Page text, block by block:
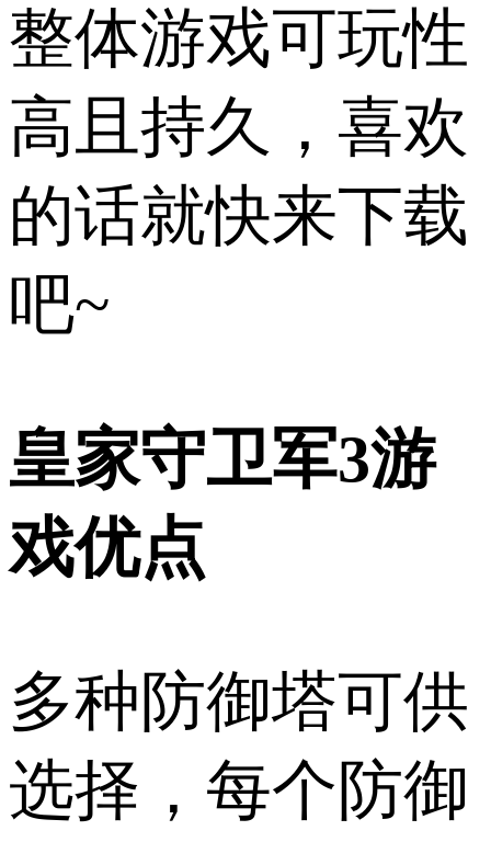
整体游戏可玩性
高且持久，喜欢
的话就快来下载
吧~
皇家守卫军3游
戏优点
多种防御塔可供
选择，每个防御